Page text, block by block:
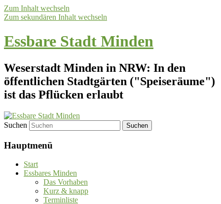
Zum Inhalt wechseln
Zum sekundären Inhalt wechseln
Essbare Stadt Minden
Weserstadt Minden in NRW: In den
öffentlichen Stadtgärten ("Speiseräume")
ist das Pflücken erlaubt
Suchen
Hauptmenü
Start
Essbares Minden
Das Vorhaben
Kurz & knapp
Terminliste